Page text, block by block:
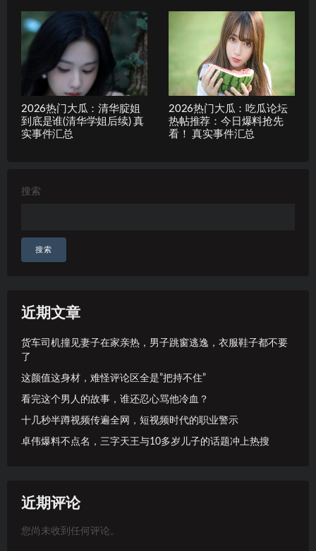
2026热门大瓜：清华腚姐
到底是谁(清华学姐后续) 真
实事件汇总
2026热门大瓜：吃瓜论坛
热帖推荐：今日爆料抢先
看！ 真实事件汇总
搜索
搜索
近期文章
货车司机撞见妻子在家亲热，男子跳窗逃逸，衣服鞋子都不要
了
这颜值这身材，难怪评论区全是”把持不住”
看完这个男人的故事，谁还忍心骂他冷血？
十几秒半蹲视频传遍全网，短视频时代的职业警示
卓伟爆料不点名，三字天王与10多岁儿子的话题冲上热搜
近期评论
您尚未收到任何评论。